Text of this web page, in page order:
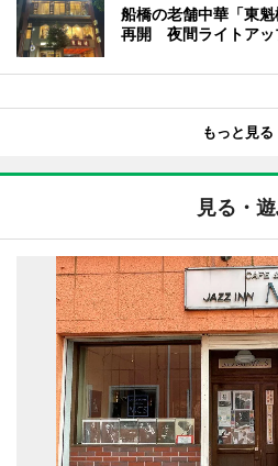
船橋の老舗中華「東
再開 夜間ライトアッ
もっと見る
見る・